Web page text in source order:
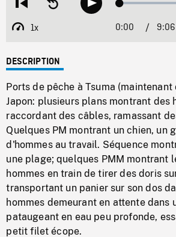
Restart
beginning
Seek
backwardPlay Loaded:
1x
Playback
Current
0:00 / 9:06
DESCRIPTION
Ports de pêche à Tsuma
Japon: plusieurs plans montrant des
raccordant des câbles, ramassant
Quelques PM montrant un chien, un
d'hommes au travail. Séquence
une plage; quelques PMM montrant
hommes en train de tirer des doris
transportant un panier sur son dos
hommes demeurant en attente dans
pataugeant en eau peu profonde,
petit filet écope.